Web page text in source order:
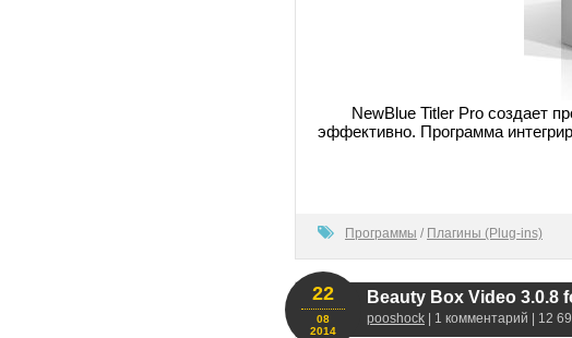
NewBlue Titler Pro создает
эффективно. Программа
Программы / Плагины (Plug-ins)
Beauty Box Video 3.0.8
pooshock | 1 комментарий | 12
22
08
2014